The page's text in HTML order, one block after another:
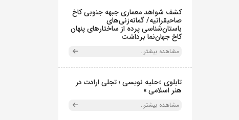
کشف شواهد معماری جبهه جنوبی کاخ
صاحبقرانیه/ گمانه‌زنی‌های
باستان‌شناسی پرده از ساختارهای پنهان
کاخ جهان‌نما برداشت
مشاهده بیشتر..
تابلوی «حلیه نویسی ؛ تجلی ارادت در
هنر اسلامی »
مشاهده بیشتر..